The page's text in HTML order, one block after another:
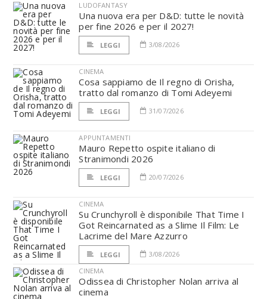
LUDOFANTASY
Una nuova era per D&D: tutte le novità
per fine 2026 e per il 2027!
LEGGI 3/08/2026
CINEMA
Cosa sappiamo de Il regno di Orisha,
tratto dal romanzo di Tomi Adeyemi
LEGGI 31/07/2026
APPUNTAMENTI
Mauro Repetto ospite italiano di
Stranimondi 2026
LEGGI 20/07/2026
CINEMA
Su Crunchyroll è disponibile That Time I
Got Reincarnated as a Slime Il Film: Le
Lacrime del Mare Azzurro
LEGGI
3/08/2026
CINEMA
Odissea di Christopher Nolan arriva al
cinema